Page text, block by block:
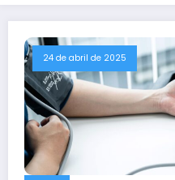
24 de abril de 2025